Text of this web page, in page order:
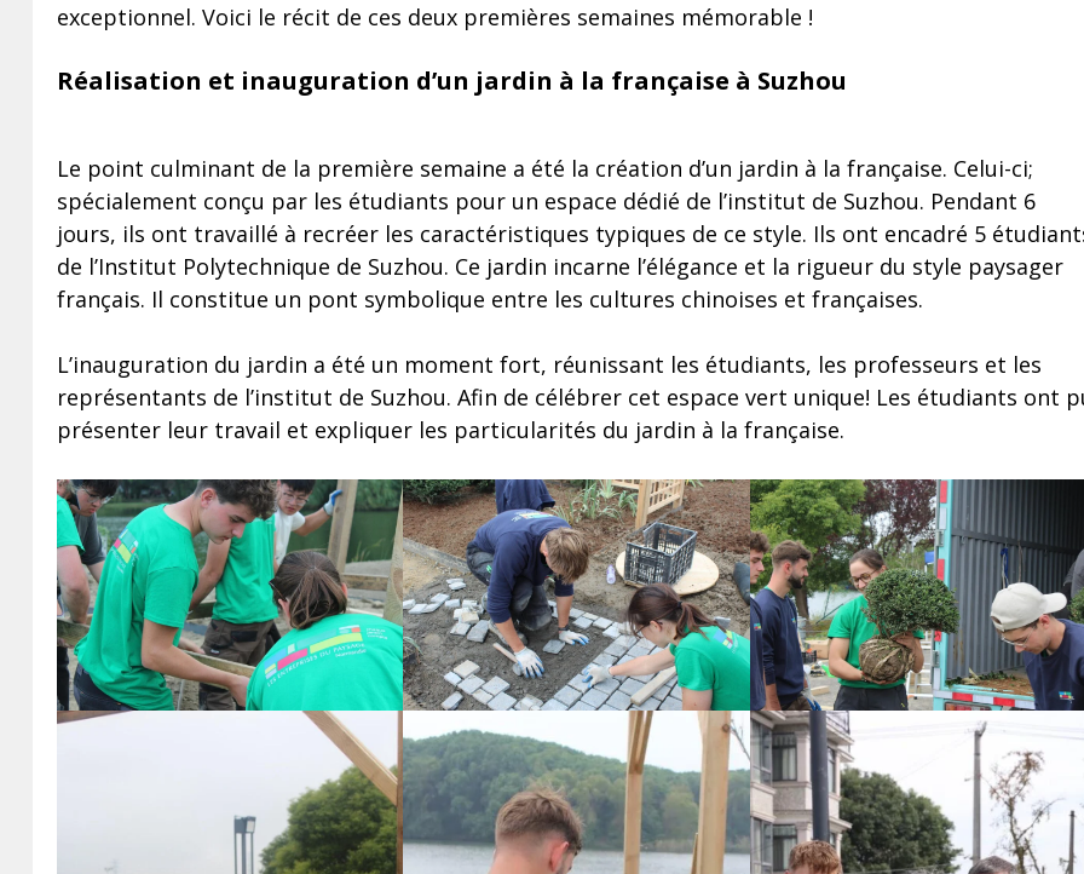
exceptionnel. Voici le récit de ces deux premières semaines mémorable !
Réalisation et inauguration d’un jardin à la française à Suzhou
Le point culminant de la première semaine a été la création d’un jardin à la française. Celui-ci;
spécialement conçu par les étudiants pour un espace dédié de l’institut de Suzhou. Pendant 6
jours, ils ont travaillé à recréer les caractéristiques typiques de ce style. Ils ont encadré 5
de l’Institut Polytechnique de Suzhou. Ce jardin incarne l’élégance et la rigueur du style paysager
français. Il constitue un pont symbolique entre les cultures chinoises et françaises.
L’inauguration du jardin a été un moment fort, réunissant les étudiants, les professeurs et les
représentants de l’institut de Suzhou. Afin de célébrer cet espace vert unique! Les étudiants ont
présenter leur travail et expliquer les particularités du jardin à la française.